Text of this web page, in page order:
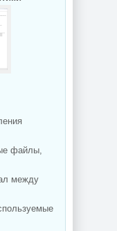
файлы,
между